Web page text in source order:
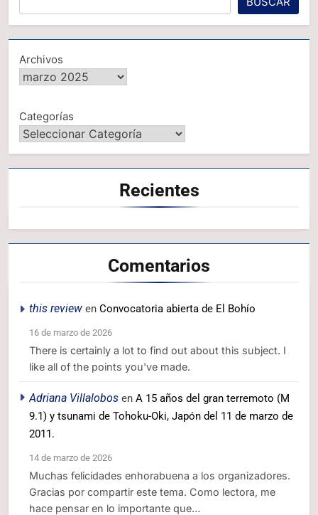
Archivos
Categorías
Recientes
Comentarios
this review en Convocatoria abierta de El Bohío
16 de marzo de 2026
There is certainly a lot to find out about this subject. I
like all of the points you've made.
Adriana Villalobos en A 15 años del gran terremoto (M
9.1) y tsunami de Tohoku-Oki, Japón del 11 de marzo de
2011.
14 de marzo de 2026
Muchas felicidades enhorabuena a los organizadores.
Gracias por compartir este tema. Como lectora, me
hace pensar en lo importante que…